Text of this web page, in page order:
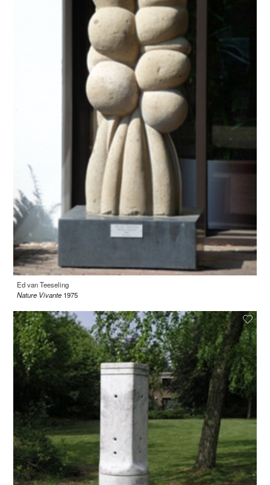
Ed van Teeseling
Nature Vivante 1975